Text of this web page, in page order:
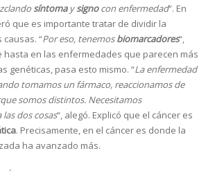
síntomaysignocon enfermedad“. En
que es importante tratar de dividir la
“Por eso, tenemosbiomarcadores“,
hasta en las enfermedades que parecen más
genéticas, pasa esto mismo. “La enfermedad
tomamos un fármaco, reaccionamos de
somos distintos. Necesitamos
dos cosas“, alegó. Explicó que el cáncer es
. Precisamente, en el cáncer es donde la
ha avanzado más.